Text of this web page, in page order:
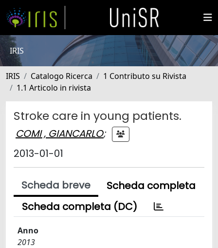
IRIS
IRIS Catalogo Ricerca
1 Contributo su Rivista
1.1 Articolo in rivista
Stroke care in young patients.
COMI , GIANCARLO;
2013-01-01
Scheda breve
Scheda completa
Scheda completa (DC)
Anno
2013